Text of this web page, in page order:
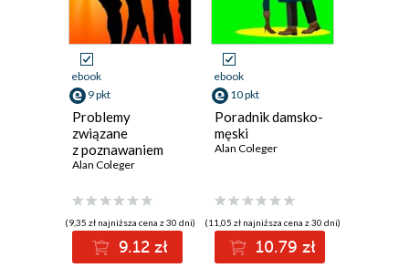
ebook
9 pkt
Problemy
związane
z poznawaniem
nowych ludzi,
poradzić
Alan Coleger
(9,35 zł najniższa cena z 30 dni)
9.12 zł
ebook
10 pkt
Poradnik damsko-
męski
Alan Coleger
(11,05 zł najniższa cena z 30 dni)
10.79 zł